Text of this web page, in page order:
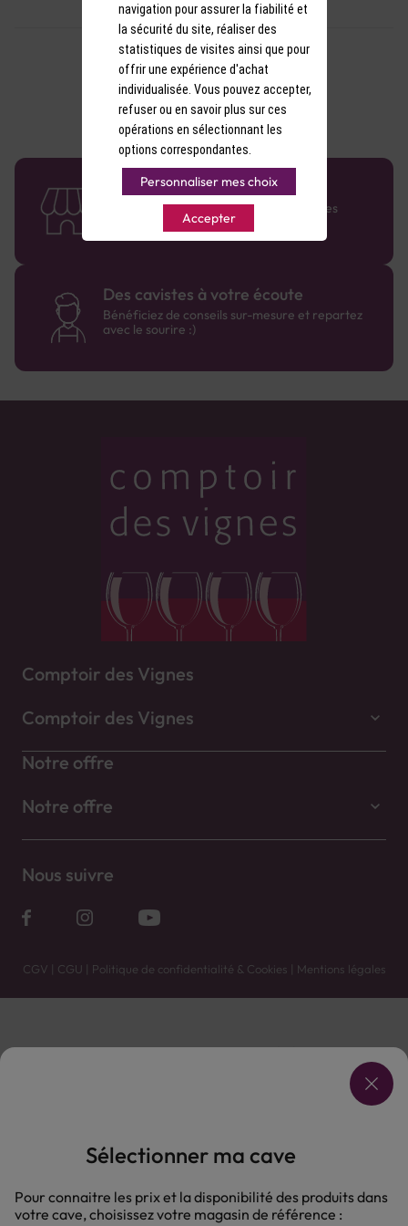
58 caves en France
Retrouvez le réseau Comptoir des Vignes
partout en France !
Des cavistes à votre écoute
Bénéficiez de conseils sur-mesure et repartez
avec le sourire :)
Comptoir des Vignes
Comptoir des Vignes
Notre offre
Notre offre
Nous suivre
CGV | CGU | Politique de confidentialité & Cookies | Mentions légales
Vente uniquement en caves. Contactez votre caviste pour plus de renseignements.
L'ABUS D'ALCOOL EST DANGEREUX POUR LA SANTÉ, À CONSOMMER AVEC MODÉRATION.
navigation pour assurer la fiabilité et
la sécurité du site, réaliser des
statistiques de visites ainsi que pour
offrir une expérience d'achat
individualisée. Vous pouvez accepter,
refuser ou en savoir plus sur ces
opérations en sélectionnant les
options correspondantes.
Personnaliser mes choix
Accepter
Sélectionner ma cave
Pour connaitre les prix et la disponibilité des produits dans
votre cave, choisissez votre magasin de référence :